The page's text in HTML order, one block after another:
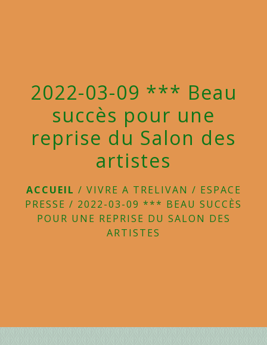
2022-03-09 *** Beau
succès pour une
reprise du Salon des
artistes
ACCUEIL / VIVRE A TRELIVAN / ESPACE
PRESSE / 2022-03-09 *** BEAU SUCCÈS
POUR UNE REPRISE DU SALON DES
ARTISTES